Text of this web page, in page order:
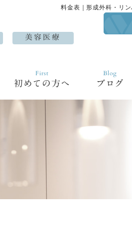
美容医療
初めての方へ
First
ブログ
Blog
料金表｜形成外科・リ